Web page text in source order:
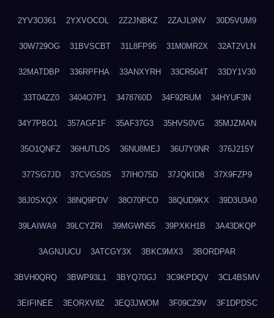
2YV3O361 2YXVOCOL 2Z2JNBKZ 2ZAJL9NV 30D5VUM9
30W729OG 31BVSCBT 31L8FP95 31M0MR2X 32AT2VLN
32MATDBP 336RPFHA 33ANXYRH 33CR504T 33DY1V30
33T04ZZ0 3404O7P1 3478760D 34F92RUM 34HYUF3N
34Y7PBO1 357AGF1F 35AF37G3 35HVS0VG 35MJZMAN
35O1QNFZ 36HUTLDS 36NU8MEJ 36U7Y0NR 376J215Y
377SG7JD 37CVGS0S 37IHO75D 37JQKID8 37X9FZP9
38J0SXQX 38NQ9PDV 38O70PCO 38QUD9KX 39D3U3A0
39LAIWA9 39LCYZRI 39MGWN55 39PXKH1B 3A43DKQP
3AGNJUCU 3ATCGY3X 3BKC9MX3 3BORDPAR
3BVH0QRQ 3BWP93L1 3BYQ70GJ 3C9KPDQV 3CL4BSMV
3EIFINEE 3EORXV8Z 3EQ3JWOM 3F09CZ9V 3F1DPDSC